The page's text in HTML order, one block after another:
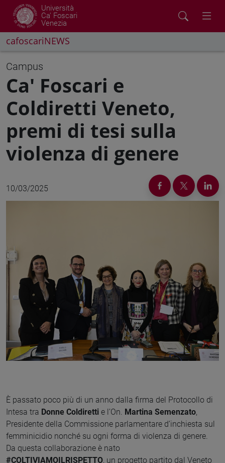
Università
Ca' Foscari
Venezia
cafoscariNEWS
Campus
Ca' Foscari e
Coldiretti Veneto,
premi di tesi sulla
violenza di genere
10/03/2025
È passato poco più di un anno dalla firma del Protocollo di
Intesa tra Donne Coldiretti e l’On. Martina Semenzato,
Presidente della Commissione parlamentare d’inchiesta sul
femminicidio nonché su ogni forma di violenza di genere.
Da questa collaborazione è nato
#COLTIVIAMOILRISPETTO, un progetto partito dal Veneto